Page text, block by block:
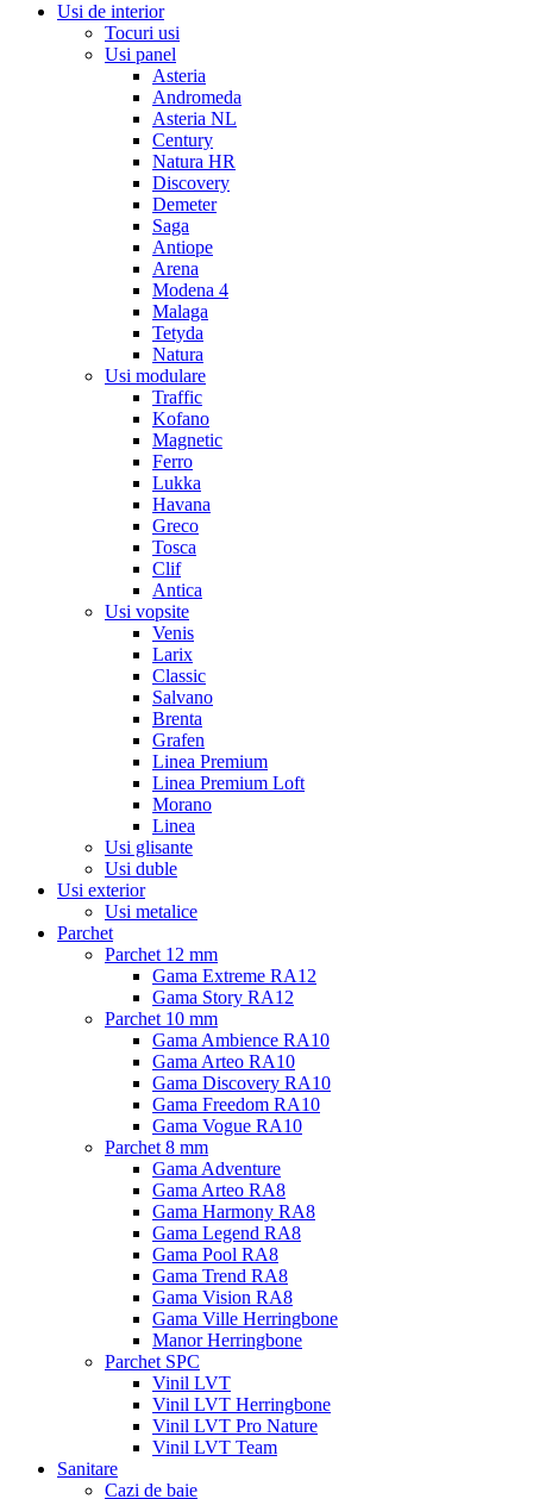
Usi de interior
Tocuri usi
Usi panel
Asteria
Andromeda
Asteria NL
Century
Natura HR
Discovery
Demeter
Saga
Antiope
Arena
Modena 4
Malaga
Tetyda
Natura
Usi modulare
Traffic
Kofano
Magnetic
Ferro
Lukka
Havana
Greco
Tosca
Clif
Antica
Usi vopsite
Venis
Larix
Classic
Salvano
Brenta
Grafen
Linea Premium
Linea Premium Loft
Morano
Linea
Usi glisante
Usi duble
Usi exterior
Usi metalice
Parchet
Parchet 12 mm
Gama Extreme RA12
Gama Story RA12
Parchet 10 mm
Gama Ambience RA10
Gama Arteo RA10
Gama Discovery RA10
Gama Freedom RA10
Gama Vogue RA10
Parchet 8 mm
Gama Adventure
Gama Arteo RA8
Gama Harmony RA8
Gama Legend RA8
Gama Pool RA8
Gama Trend RA8
Gama Vision RA8
Gama Ville Herringbone
Manor Herringbone
Parchet SPC
Vinil LVT
Vinil LVT Herringbone
Vinil LVT Pro Nature
Vinil LVT Team
Sanitare
Cazi de baie